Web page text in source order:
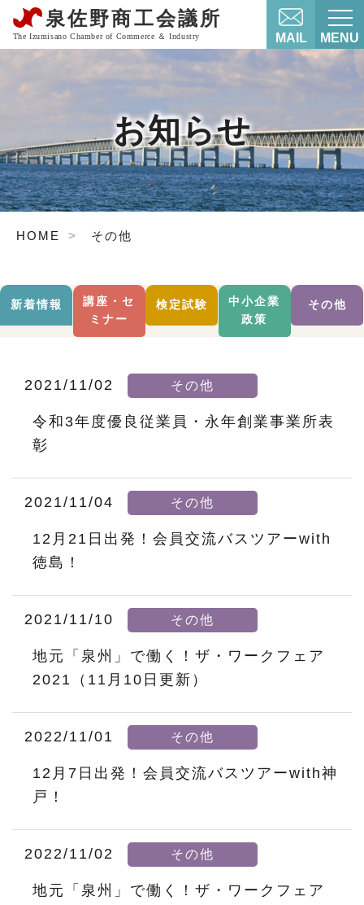
MAIL MENU
お知らせ
HOME その他
新着情報
講座・セ
ミナー
検定試験
中小企業
政策
その他
2021/11/02 その他
令和3年度優良従業員・永年創業事業所表
彰
2021/11/04 その他
12月21日出発！会員交流バスツアーwith
徳島！
2021/11/10 その他
地元「泉州」で働く！ザ・ワークフェア
2021（11月10日更新）
2022/11/01 その他
12月7日出発！会員交流バスツアーwith神
戸！
2022/11/02 その他
地元「泉州」で働く！ザ・ワークフェア